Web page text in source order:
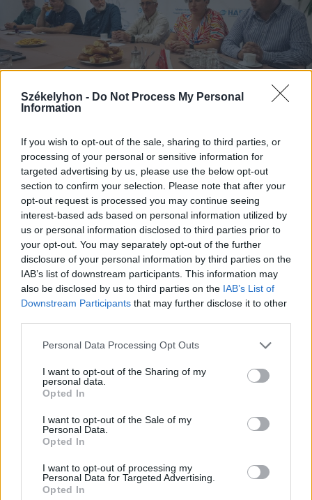
Székelyhon - Do Not Process My Personal
Information
If you wish to opt-out of the sale, sharing to third parties, or
processing of your personal or sensitive information for
targeted advertising by us, please use the below opt-out
section to confirm your selection. Please note that after your
opt-out request is processed you may continue seeing
interest-based ads based on personal information utilized by
us or personal information disclosed to third parties prior to
your opt-out. You may separately opt-out of the further
disclosure of your personal information by third parties on the
IAB’s list of downstream participants. This information may
also be disclosed by us to third parties on the IAB’s List of
Downstream Participants that may further disclose it to other
Personal Data Processing Opt Outs
I want to opt-out of the Sharing of my
personal data.
Opted In
I want to opt-out of the Sale of my
Personal Data.
Opted In
I want to opt-out of processing my
Personal Data for Targeted Advertising.
Opted In
2026. augusztus 07., péntek
Újabb víz- és szennyvízhálózatok
épülnek és bővülnek Csíkszéken